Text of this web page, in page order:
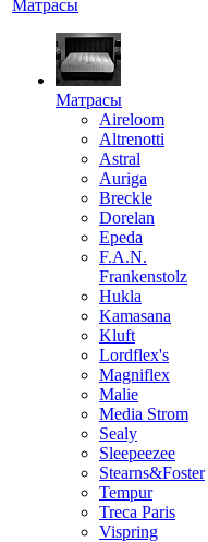
Матрасы
Матрасы
Aireloom
Altrenotti
Astral
Auriga
Breckle
Dorelan
Epeda
F.A.N.
Frankenstolz
Hukla
Kamasana
Kluft
Lordflex's
Magniflex
Malie
Media Strom
Sealy
Sleepeezee
Stearns&Foster
Tempur
Treca Paris
Vispring